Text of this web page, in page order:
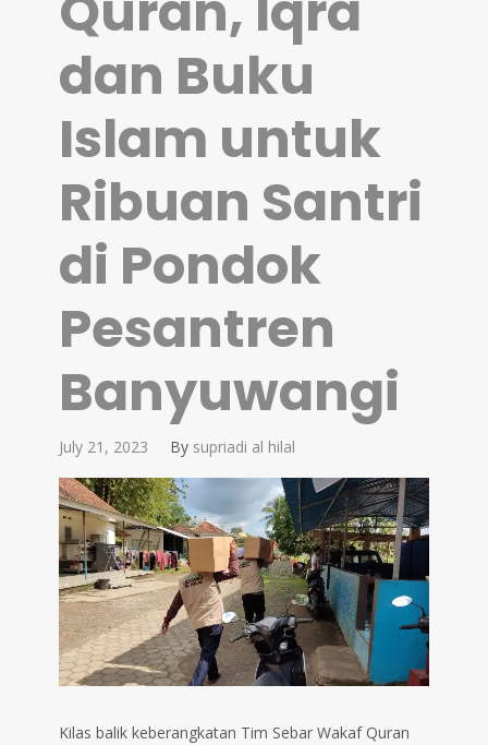
dan Buku
Islam untuk
Ribuan Santri
di Pondok
Pesantren
Banyuwangi
July 21, 2023 By supriadi al hilal
Kilas balik keberangkatan Tim Sebar Wakaf Quran